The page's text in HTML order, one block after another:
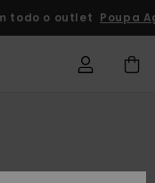
todo o outlet Poupa